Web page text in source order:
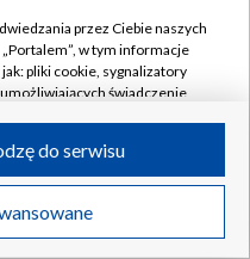
Wideo
TVP
TVP
Akcyjna w likwidacji
przez Ciebie naszych
w tym informacje
pliki cookie, sygnalizatory
świadczenie
przez Ciebie
jak adresy IP, identyfikatory
do serwisu